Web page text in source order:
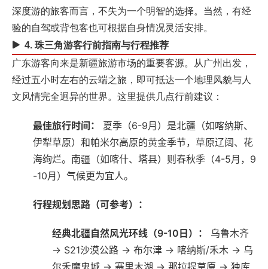
深度游的旅客而言，不失为一个明智的选择。当然，有经
验的自驾或背包客也可根据自身情况灵活安排。
4. 珠三角游客行前指南与行程推荐
广东游客向来是新疆旅游市场的重要客源。从广州出发，
经过五小时左右的云端之旅，即可抵达一个地理风貌与人
文风情完全迥异的世界。这里提供几点行前建议：
最佳旅行时间：
‌ 夏季（6-9月）是北疆（如喀纳斯、
伊犁草原）和帕米尔高原的黄金季节，草原辽阔、花
海绚烂。南疆（如喀什、塔县）则春秋季（4-5月，9
-10月）气候更为宜人。
行程规划思路（可参考）：
经典北疆自然风光环线（9-10日）：
‌ 乌鲁木齐
→ S21沙漠公路 → 布尔津 → 喀纳斯/禾木 → 乌
尔禾魔鬼城 → 赛里木湖 → 那拉提草原 → 独库